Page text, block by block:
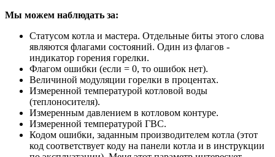
Мы можем наблюдать за:
Статусом котла и мастера. Отдельные биты этого слова
являются флагами состояний. Один из флагов -
индикатор горения горелки.
Флагом ошибки (если = 0, то ошибок нет).
Величиной модуляции горелки в процентах.
Измеренной температурой котловой воды
(теплоносителя).
Измеренным давлением в котловом контуре.
Измеренной температурой ГВС.
Кодом ошибки, заданным производителем котла (этот
код соответствует коду на панели котла и в инструкции